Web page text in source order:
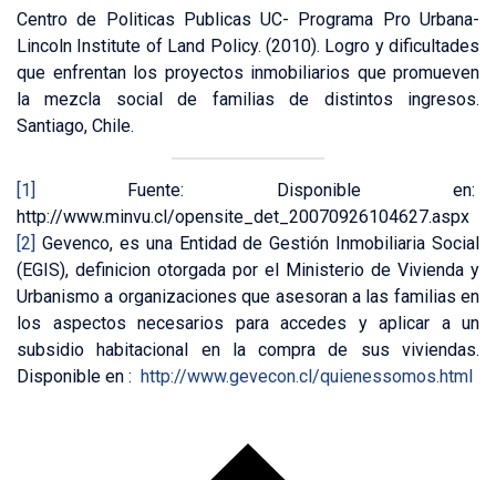
Centro de Politicas Publicas UC- Programa Pro Urbana-
Lincoln Institute of Land Policy. (2010). Logro y dificultades
que enfrentan los proyectos inmobiliarios que promueven
la mezcla social de familias de distintos ingresos.
Santiago, Chile.
[1]
Fuente: Disponible en:
http://www.minvu.cl/opensite_det_20070926104627.aspx
[2] Gevenco, es una Entidad de Gestión Inmobiliaria Social
(EGIS), definicion otorgada por el Ministerio de Vivienda y
Urbanismo a organizaciones que asesoran a las familias en
los aspectos necesarios para accedes y aplicar a un
subsidio habitacional en la compra de sus viviendas.
Disponible en : http://www.gevecon.cl/quienessomos.html